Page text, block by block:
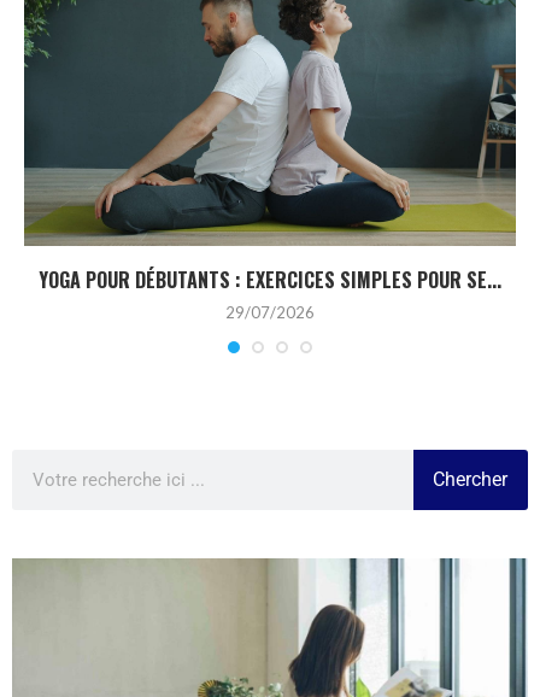
YOGA POUR DÉBUTANTS : EXERCICES SIMPLES POUR SE...
29/07/2026
Chercher